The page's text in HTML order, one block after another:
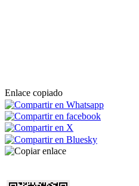
Enlace copiado